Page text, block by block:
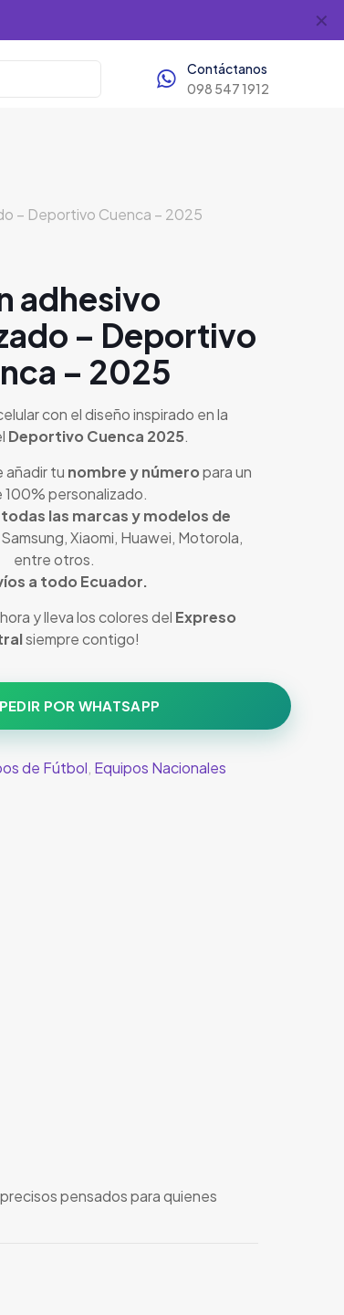
✕
Contáctanos
098 547 1912
– Deportivo Cuenca – 2025
adhesivo
– Deportivo
– 2025
con el diseño inspirado en la
Deportivo Cuenca 2025.
añadir tu nombre y númeropara un
personalizado.
todas las marcas y modelos de
Xiaomi, Huawei, Motorola,
entre otros.
a todo Ecuador.
y lleva los colores del Expreso
siempre contigo!
POR WHATSAPP
de Fútbol Equipos Nacionales
pensados para quienes